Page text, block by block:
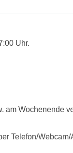
Uhr.
Wochenende
Telefon/